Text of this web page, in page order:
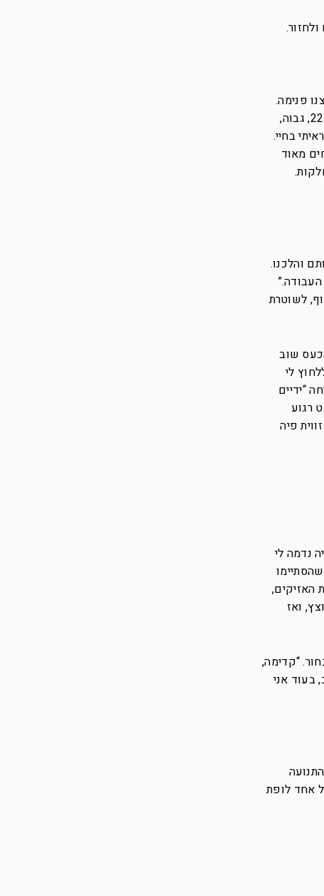
פנימה.
ראינו בפנים את שני החשודים שלנו אבל הופתעתי מאוד מהמראה שלהם. הם היו בחור ובחורה. הבחור היה כבן 22, גבוה,
הדבר היפה ביותר שראיתי בחיי.
מאוד
והלכנו.
לשוטרת
שוב
לי
“ידיים
רגוע
פיה
נדמה לי
האזיקים,
ואז
“קדימה,
בעוד אני
אחד לופת